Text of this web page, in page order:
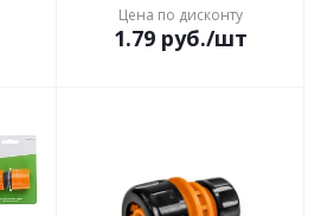
Цена по дисконту
1.79руб./шт